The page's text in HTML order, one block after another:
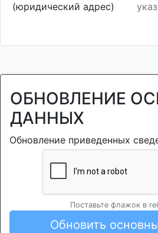
(юридический адрес)
ОБНОВЛЕНИЕ
ДАННЫХ
Обновление приведенных
Поставьте флажок в
Обновить